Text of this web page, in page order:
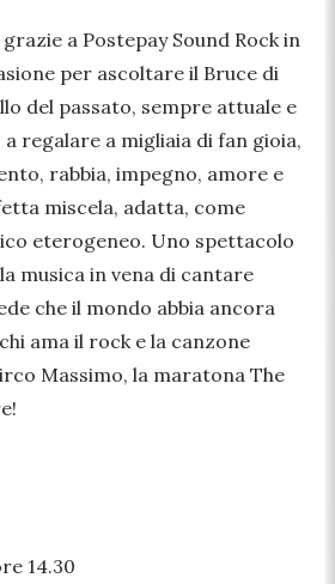
a Postepay Sound Rock in
per ascoltare il Bruce di
del passato, sempre attuale e
regalare a migliaia di fan gioia,
rabbia, impegno, amore e
miscela, adatta, come
eterogeneo. Uno spettacolo
musica in vena di cantare
che il mondo abbia ancora
ama il rock e la canzone
Massimo, la maratona The
14.30